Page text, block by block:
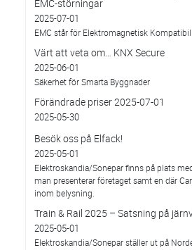
EMC-störningar
2025-07-01
EMC står för Elektromagnetisk
Värt att veta om… KNX Secure
2025-06-01
Säkerhet för Smarta Byggnader
Förändrade priser 2025-07-01
2025-05-30
Besök oss på Elfack!
2025-05-01
Elektroskandia/Sonepar finns på plats
man presenterar företaget samt en där
inom belysning.
Train & Rail 2025 – Satsning på
2025-05-01
Elektroskandia/Sonepar ställer ut på